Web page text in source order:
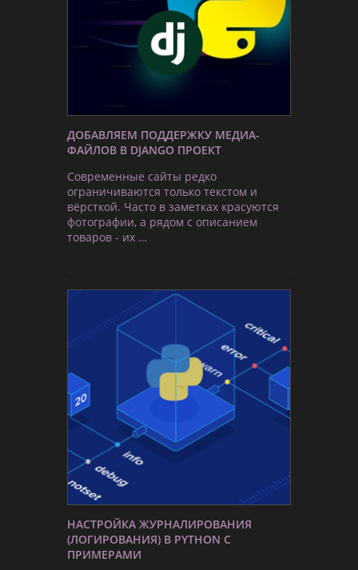
ДОБАВЛЯЕМ ПОДДЕРЖКУ МЕДИА-
ФАЙЛОВ В DJANGO ПРОЕКТ
Современные сайты редко
ограничиваются только текстом и
вёрсткой. Часто в заметках красуются
фотографии, а рядом с описанием
товаров - их …
НАСТРОЙКА ЖУРНАЛИРОВАНИЯ
(ЛОГИРОВАНИЯ) В PYTHON С
ПРИМЕРАМИ